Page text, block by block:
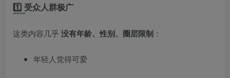
1️⃣ 受众人群极广
这类内容几乎 没有年龄、性别、圈层限制 ：
年轻人觉得可爱